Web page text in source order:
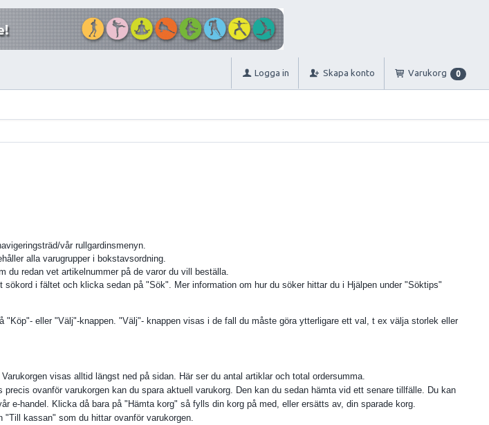
Logga in Skapa konto Varukorg 0
vår rullgardinsmenyn.
alla varugrupper i bokstavsordning.
du redan vet artikelnummer på de varor du vill beställa.
i fältet och klicka sedan på "Sök". Mer information om hur du söker hittar du i Hjälpen under "Söktips"
"Köp"- eller "Välj"-knappen. "Välj"- knappen visas i de fall du måste göra ytterligare ett val, t ex välja storlek eller
visas alltid längst ned på sidan. Här ser du antal artiklar och total ordersumma.
ovanför varukorgen kan du spara aktuell varukorg. Den kan du sedan hämta vid ett senare tillfälle. Du kan
e-handel. Klicka då bara på "Hämta korg" så fylls din korg på med, eller ersätts av, din sparade korg.
kassan" som du hittar ovanför varukorgen.